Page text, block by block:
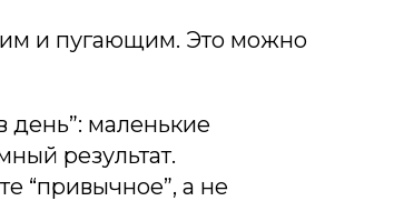
и пугающим. Это можно
день”: маленькие
результат.
“привычное”, а не